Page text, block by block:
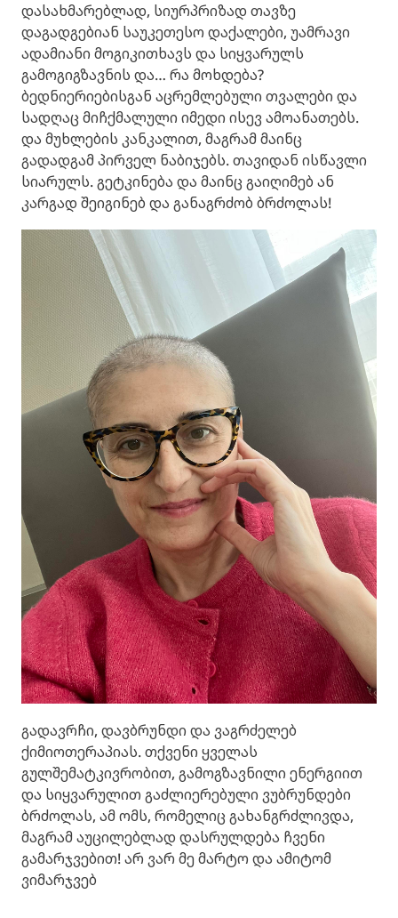
დასახმარებლად, სიურპრიზად თავზე
დაგადგებიან საუკეთესო დაქალები, უამრავი
ადამიანი მოგიკითხავს და სიყვარულს
გამოგიგზავნის და… რა მოხდება?
ბედნიერიებისგან აცრემლებული თვალები და
სადღაც მიჩქმალული იმედი ისევ ამოანათებს.
და მუხლების კანკალით, მაგრამ მაინც
გადადგამ პირველ ნაბიჯებს. თავიდან ისწავლი
სიარულს. გეტკინება და მაინც გაიღიმებ ან
კარგად შეიგინებ და განაგრძობ ბრძოლას!
გადავრჩი, დავბრუნდი და ვაგრძელებ
ქიმიოთერაპიას. თქვენი ყველას
გულშემატკივრობით, გამოგზავნილი ენერგიით
და სიყვარულით გაძლიერებული ვუბრუნდები
ბრძოლას, ამ ომს, რომელიც გახანგრძლივდა,
მაგრამ აუცილებლად დასრულდება ჩვენი
გამარჯვებით! არ ვარ მე მარტო და ამიტომ
ვიმარჯვებ